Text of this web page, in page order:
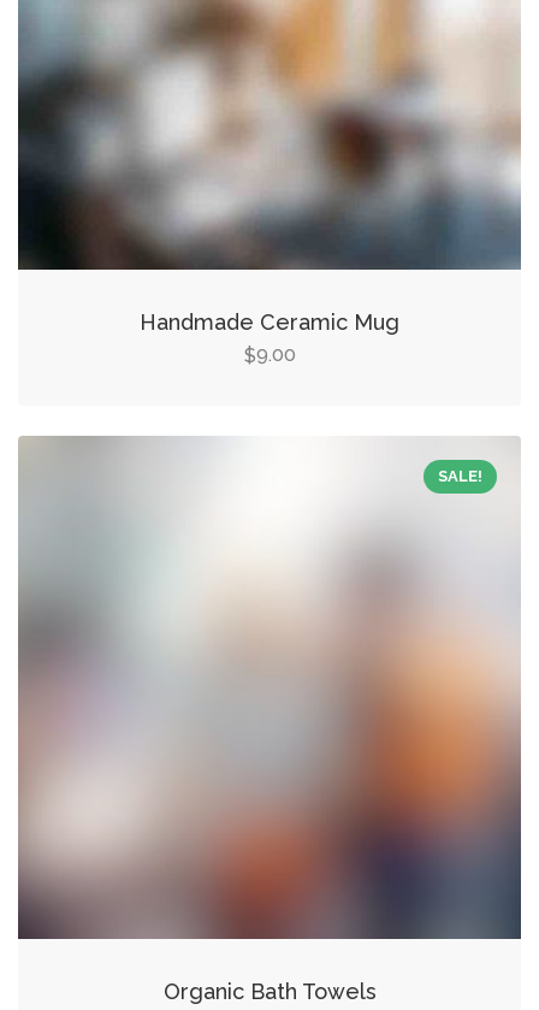
Handmade Ceramic Mug
$9.00
SALE!
Organic Bath Towels